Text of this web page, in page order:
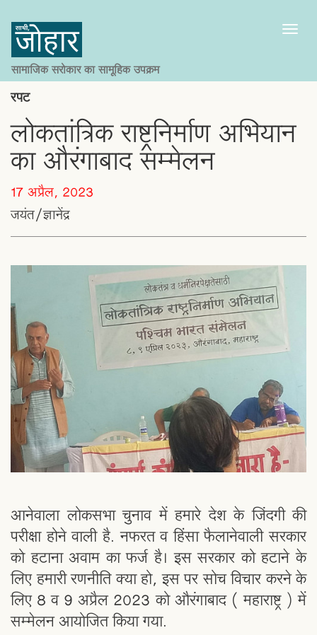
सामाजिक सरोकार का सामूहिक उपक्रम
रपट
लोकतांत्रिक राष्ट्रनिर्माण अभियान
का औरंगाबाद सम्मेलन
17 अप्रैल, 2023
जयंत/ज्ञानेंद्र
आनेवाला लोकसभा चुनाव में हमारे देश के जिंदगी की
परीक्षा होने वाली है. नफरत व हिंसा फैलानेवाली सरकार
को हटाना अवाम का फर्ज है। इस सरकार को हटाने के
लिए हमारी रणनीति क्या हो, इस पर सोच विचार करने के
लिए 8 व 9 अप्रैल 2023 को औरंगाबाद ( महाराष्ट्र ) में
सम्मेलन आयोजित किया गया.